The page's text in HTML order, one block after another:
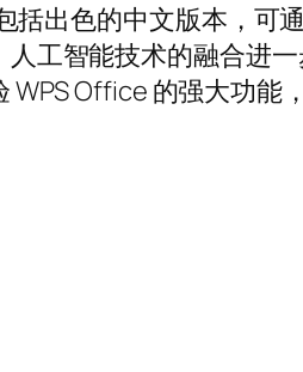
括出色的中文版本，可
工智能技术的融合进
Office 的强大功能